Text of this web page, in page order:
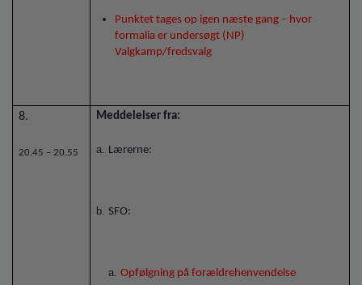
Punktet tages op igen næste gang – hvor
formalia er undersøgt (NP)
Valgkamp/fredsvalg
8.
20.45 – 20.55
Meddelelser fra:
Lærerne:
SFO:
Opfølgning på forældrehenvendelse